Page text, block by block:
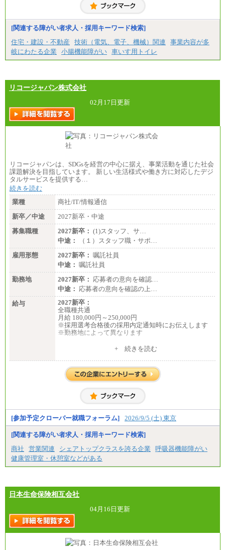
大学卒/月給240,000円～270,000円
短大・高専卒/月給216,000円～243,000円
■特定職員※
大学院卒/月給234,000円～263,000円
大学卒/月給219,000円～246,000円
短大・高専卒/月給197,000円～222,000円
※拠点型職員、特定職員の給与は、生活の拠点が定
す。
中途：
全職種共通
月給制
226,600円～390,100円（勤務地域等により異なりま
す）
・ご経験やスキルを考慮し、選考の中で決定いたし
ます。
・試用期間中も同額支給します。
[関連する障がい者求人・採用キーワード検索]
住宅・建設・不動産
技術（電気、電子、機械）関連
事業内容が多
岐にわたる企業
小腸機能障がい 車いす用トイレ
リコージャパン株式会社
02月17日更新
リコージャパンは、SDGsを経営の中心に据え、事業活動を通じた社会
課題解決を目指しています。 新しい生活様式や働き方に対応したデジ
タルサービスを提供する…
続きを読む
業種
商社/IT/情報通信
新卒／中途
2027新卒・中途
募集職種
2027新卒： (1)スタッフ、サ…
中途：
（１）スタッフ職・サポ…
雇用形態
2027新卒： 嘱託社員
中途： 嘱託社員
勤務地
2027新卒： 応募者の意向を確認…
中途： 応募者の意向を確認の上…
給与
2027新卒：
全職種共通
月給 180,000円～250,000円
※採用選考合格後の採用内定通知時にお伝えします
※勤務地によって異なります
月給 200,000円～250,000円
入社時の処遇は経験・能力を考慮の上、当社規程に
より決定します。
お伝えします。
+ 続きを読む
[参加予定クローバー就職フォーラム] 2026/9/5 (土) 東京
[関連する障がい者求人・採用キーワード検索]
商社
営業関連 シェアトップクラスを誇る企業
呼吸器機能障がい
健康管理室・休憩室などがある
日本生命保険相互会社
04月16日更新